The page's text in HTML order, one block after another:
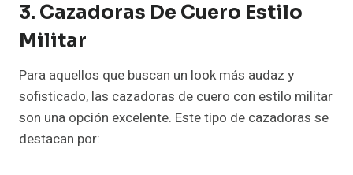
3. Cazadoras De Cuero Estilo
Militar
Para aquellos que buscan un look más audaz y
sofisticado, las cazadoras de cuero con estilo militar
son una opción excelente. Este tipo de cazadoras se
destacan por: